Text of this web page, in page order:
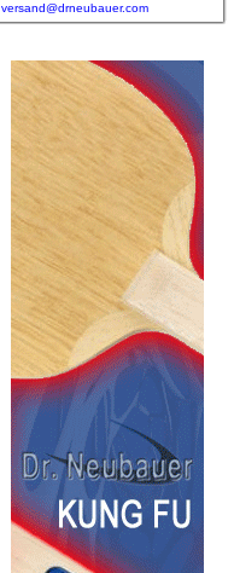
versand@drneubauer.com